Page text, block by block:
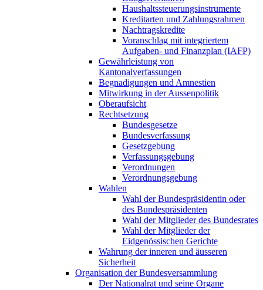
Haushaltssteuerungsinstrumente
Kreditarten und Zahlungsrahmen
Nachtragskredite
Voranschlag mit integriertem
Aufgaben- und Finanzplan (IAFP)
Gewährleistung von
Kantonalverfassungen
Begnadigungen und Amnestien
Mitwirkung in der Aussenpolitik
Oberaufsicht
Rechtsetzung
Bundesgesetze
Bundesverfassung
Gesetzgebung
Verfassungsgebung
Verordnungen
Verordnungsgebung
Wahlen
Wahl der Bundespräsidentin oder
des Bundespräsidenten
Wahl der Mitglieder des Bundesrates
Wahl der Mitglieder der
Eidgenössischen Gerichte
Wahrung der inneren und äusseren
Sicherheit
Organisation der Bundesversammlung
Der Nationalrat und seine Organe